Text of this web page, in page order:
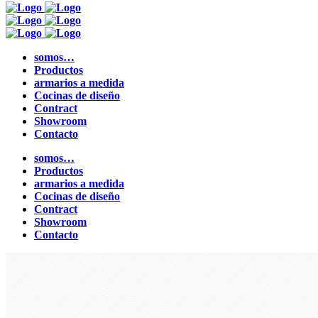
somos…
Productos
armarios a medida
Cocinas de diseño
Contract
Showroom
Contacto
somos…
Productos
armarios a medida
Cocinas de diseño
Contract
Showroom
Contacto